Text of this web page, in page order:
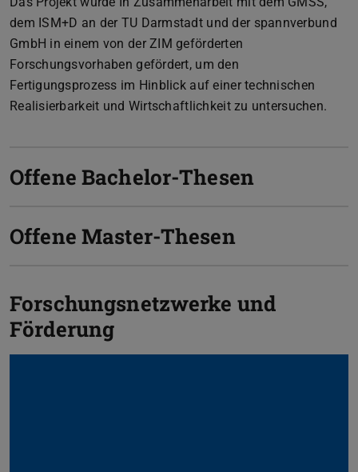
dem ISM+D an der TU Darmstadt und der spannverbund
GmbH in einem von der ZIM geförderten
Forschungsvorhaben gefördert, um den
Fertigungsprozess im Hinblick auf einer technischen
Realisierbarkeit und Wirtschaftlichkeit zu untersuchen.
Offene Bachelor-Thesen
Offene Master-Thesen
Forschungsnetzwerke und
Förderung